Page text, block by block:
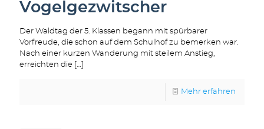
Vogelgezwitscher
Der Waldtag der 5. Klassen begann mit spürbarer
Vorfreude, die schon auf dem Schulhof zu bemerken war.
Nach einer kurzen Wanderung mit steilem Anstieg,
erreichten die […]
Mehr erfahren